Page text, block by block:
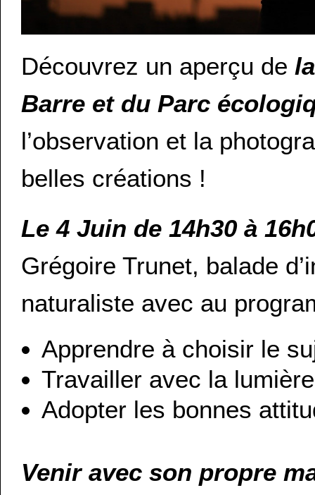
Découvrez un aperçu de
Barre et du Parc
l’observation et la
belles créations !
Le 4 Juin de 14h30 à
Grégoire Trunet, balade
naturaliste avec au
Apprendre à choisir le
Travailler avec la
Adopter les bonnes
Venir avec son propre